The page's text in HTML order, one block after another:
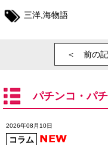
三洋 海物語
＜ 前の
パチンコ・パ
2026年08月10日
コラム